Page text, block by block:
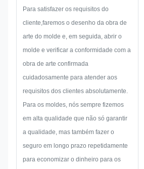
podem
Para satisfazer os requisitos do
cliente,faremos o desenho da obra de
arte do molde e, em seguida, abrir o
molde e verificar a conformidade com a
obra de arte confirmada
cuidadosamente para atender aos
requisitos dos clientes absolutamente.
Para os moldes, nós sempre fizemos
em alta qualidade que não só garantir
a qualidade, mas também fazer o
seguro em longo prazo repetidamente
para economizar o dinheiro para os